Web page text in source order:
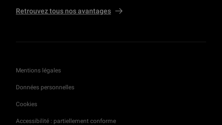
Retrouvez tous nos avantages
Mentions légales
Données personnelles
Cookies
Accessibilité : partiellement conforme